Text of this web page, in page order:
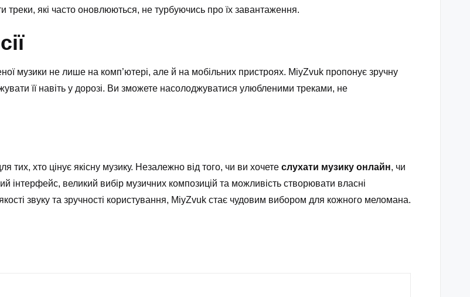
треки, які часто оновлюються, не турбуючись про їх завантаження.
музики не лише на комп’ютері, але й на мобільних пристроях. MiyZvuk пропонує зручну
її навіть у дорозі. Ви зможете насолоджуватися улюбленими треками, не
хто цінує якісну музику. Незалежно від того, чи ви хочете слухати музику онлайн, чи
інтерфейс, великий вибір музичних композицій та можливість створювати власні
звуку та зручності користування, MiyZvuk стає чудовим вибором для кожного меломана.